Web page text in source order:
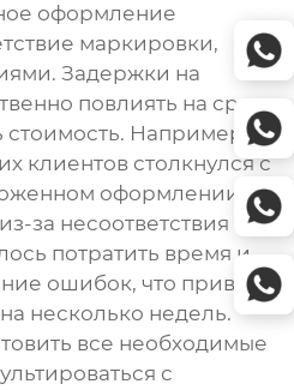
оформление
маркировки,
Задержки на
повлиять на сроки
стоимость. Например,
клиентов столкнулся с
оформлении
за несоответствия
потратить время и
ошибок, что привело
несколько недель.
все необходимые
с